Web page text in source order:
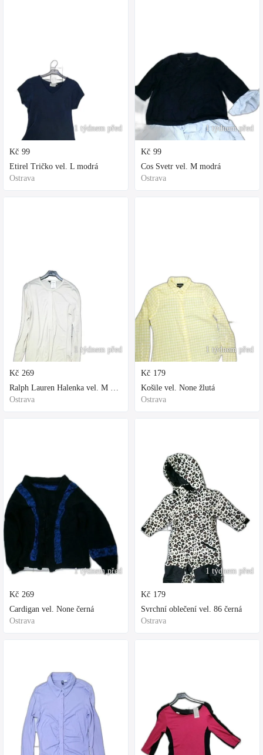
1 týdnem před
Kč 99
Etirel Tričko vel. L modrá
Ostrava
1 týdnem před
Kč 269
Ralph Lauren Halenka vel. M bílá
Ostrava
1 týdnem před
Kč 269
Cardigan vel. None černá
Ostrava
1 týdnem před
Kč 99
Cos Svetr vel. M modrá
Ostrava
1 týdnem před
Kč 179
Košile vel. None žlutá
Ostrava
1 týdnem před
Kč 179
Svrchní oblečení vel. 86 černá
Ostrava